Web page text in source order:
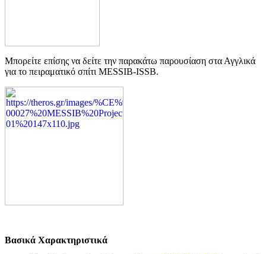
Μπορείτε επίσης να δείτε την παρακάτω παρουσίαση στα Αγγλικά
για το πειραματικό σπίτι MESSIB-ISSB.
Βασικά Χαρακτηριστικά